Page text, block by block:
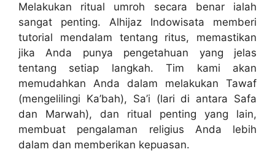
Melakukan ritual umroh secara benar ialah
sangat penting. Alhijaz Indowisata memberi
tutorial mendalam tentang ritus, memastikan
jika Anda punya pengetahuan yang jelas
tentang setiap langkah. Tim kami akan
memudahkan Anda dalam melakukan Tawaf
(mengelilingi Ka’bah), Sa’i (lari di antara Safa
dan Marwah), dan ritual penting yang lain,
membuat pengalaman religius Anda lebih
dalam dan memberikan kepuasan.